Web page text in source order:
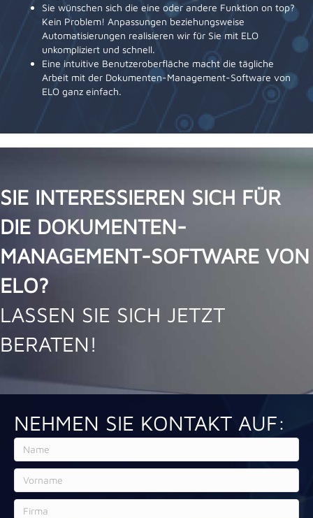
Sie wünschen sich die eine oder andere Funktion on top?
Kein Problem! Anpassungen beziehungsweise
Automatisierungen realisieren wir für Sie mit ELO
unkompliziert und schnell.
Eine intuitive Benutzeroberfläche macht die tägliche
Arbeit mit der Dokumenten-Management-Software von
ELO ganz einfach.
SIE INTERESSIEREN SICH FÜR
DIE DOKUMENTEN-
MANAGEMENT-SOFTWARE VON
ELO?
LASSEN SIE SICH JETZT
BERATEN!
NEHMEN SIE KONTAKT AUF: